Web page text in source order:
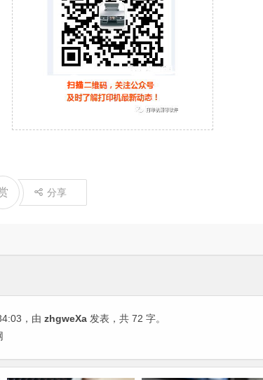
分享
，由 zhgweXa 发表，共 72 字。